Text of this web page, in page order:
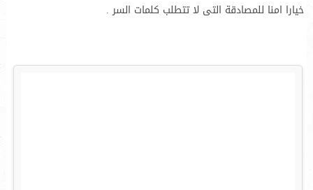
خيارا امنا للمصادقة التى لا تتطلب كلمات السر .